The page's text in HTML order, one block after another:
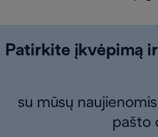
Patirkite įkvėpimą
su mūsų
pašto